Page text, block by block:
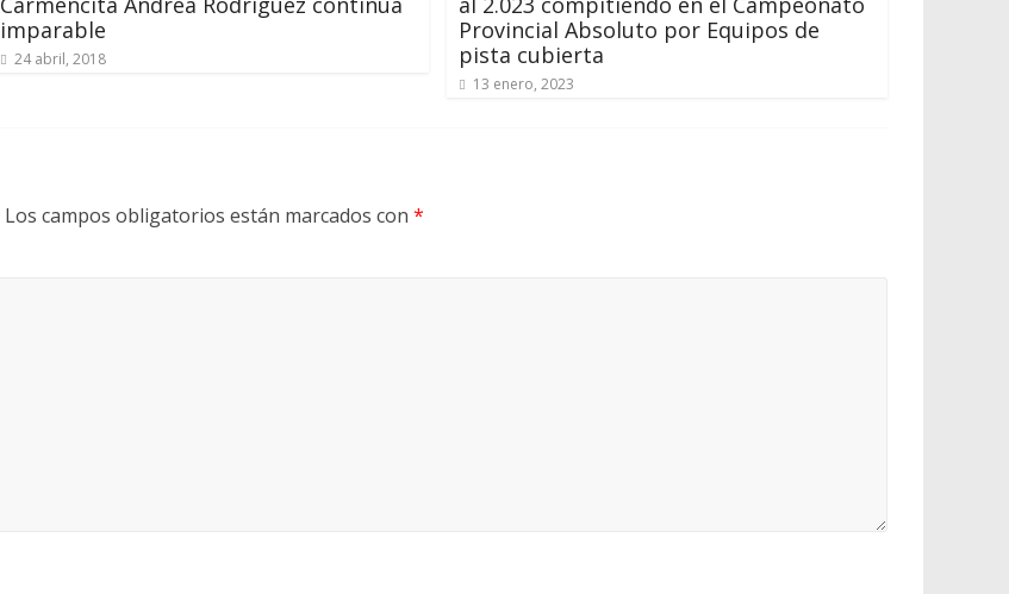
imparable
24 abril, 2018
Provincial Absoluto por Equipos de
pista cubierta
13 enero, 2023
Los campos obligatorios están marcados con *